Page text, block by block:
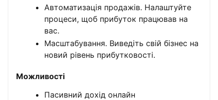
Автоматизація продажів. Налаштуйте
процеси, щоб прибуток працював на
вас.
Масштабування. Виведіть свій бізнес на
новий рівень прибутковості.
Можливості
Пасивний дохід онлайн